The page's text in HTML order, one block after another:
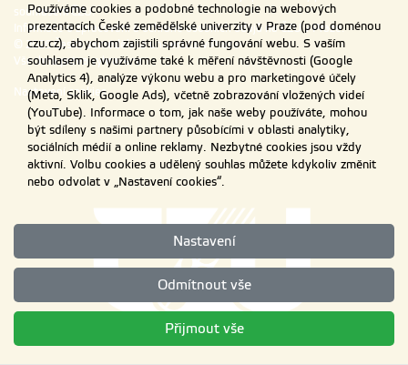
souhlasem ČZU.
Informace o zpracování a ochraně osobních údajů na ČZU v Praze.
© 2026 Česká zemědělská univerzita v Praze
Všechna práva vyhrazena
Nastavení cookies
Používáme cookies a podobné technologie na webových
prezentacích České zemědělské univerzity v Praze (pod doménou
czu.cz), abychom zajistili správné fungování webu. S vaším
souhlasem je využíváme také k měření návštěvnosti (Google
Analytics 4), analýze výkonu webu a pro marketingové účely
(Meta, Sklik, Google Ads), včetně zobrazování vložených videí
(YouTube). Informace o tom, jak naše weby používáte, mohou
být sdíleny s našimi partnery působícími v oblasti analytiky,
sociálních médií a online reklamy. Nezbytné cookies jsou vždy
aktivní. Volbu cookies a udělený souhlas můžete kdykoliv změnit
nebo odvolat v „Nastavení cookies“.
Nastavení
Odmítnout vše
Přijmout vše